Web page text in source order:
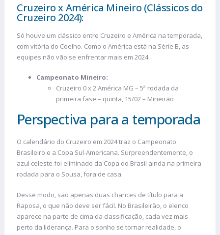
Cruzeiro x América Mineiro (Clássicos do
Cruzeiro 2024):
Só houve um clássico entre Cruzeiro e América na temporada,
com vitória do Coelho. Como o América está na Série B, as
equipes não vão se enfrentar mais em 2024.
Campeonato Mineiro:
Cruzeiro 0 x 2 América MG – 5ª rodada da
primeira fase – quinta, 15/02 – Mineirão
Perspectiva para a temporada
O calendário do Cruzeiro em 2024 traz o Campeonato
Brasileiro e a Copa Sul-Americana. Surpreendentemente, o
azul celeste foi eliminado da Copa do Brasil ainda na primeira
rodada para o Sousa, fora de casa.
Desse modo, são apenas duas chances de título para a
Raposa, o que não deve ser fácil. No Brasileirão, o elenco
aparece na parte de cima da classificação, cada vez mais
perto da liderança. Para o sonho se tornar realidade, o